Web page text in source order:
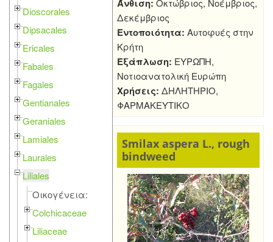
Dioscorales
Dipsacales
Ericales
Fabales
Fagales
Gentianales
Geraniales
Lamiales
Laurales
Liliales
Οικογένεια:
Colchicaceae
Liliaceae
Άνθιση: Οκτώβριος, Νοέμβριος,
Δεκέμβριος
Εντοποιότητα: Αυτοφυές στην
Κρήτη
Εξάπλωση: ΕΥΡΩΠΗ,
Νοτιοανατολική Ευρώπη
Χρήσεις: ΔΗΛΗΤΗΡΙΟ,
ΦΑΡΜΑΚΕΥΤΙΚΟ
Smilax aspera L., rough
bindweed